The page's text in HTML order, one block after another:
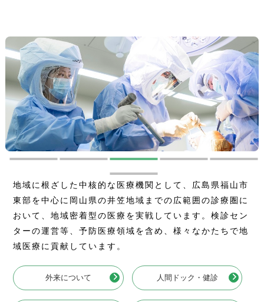
地域に根ざした中核的な医療機関として、広島県福山市
東部を中心に岡山県の井笠地域までの広範囲の診療圏に
おいて、地域密着型の医療を実戦しています。検診セン
ターの運営等、予防医療領域を含め、様々なかたちで地
域医療に貢献しています。
外来について 人間ドック・健診